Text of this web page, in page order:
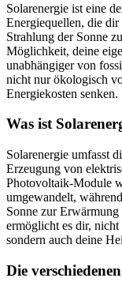
Solarenergie ist eine
Energiequellen, die
Strahlung der Sonne
Möglichkeit, deine
unabhängiger von
nicht nur ökologisch
Energiekosten senken.
Was ist
Solarenergie umfasst
Erzeugung von
Photovoltaik-Module
umgewandelt,
Sonne zur Erwärmung
ermöglicht es dir,
sondern auch deine
Die